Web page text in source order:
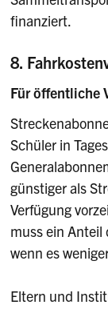
finanziert.
8.
Für öffentliche
Schüler in
günstiger als
Verfügung
muss ein Anteil
wenn es
Eltern und